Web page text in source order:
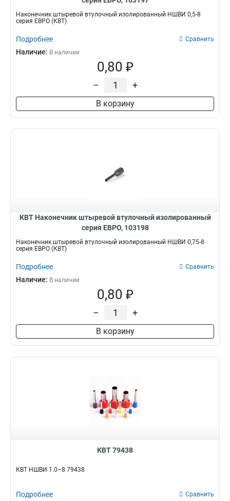
Наконечник штыревой втулочный изолированный НШВИ 0,5-8
серия ЕВРО (КВТ)
Подробнее Сравнить
Наличие: В наличии
0,80 ₽
– +
В корзину
КВТ Наконечник штыревой втулочный изолированный
серия ЕВРО, 103198
Наконечник штыревой втулочный изолированный НШВИ 0,75-8
серия ЕВРО (КВТ)
Подробнее Сравнить
Наличие: В наличии
0,80 ₽
– +
В корзину
КВТ 79438
КВТ НШВИ 1.0–8 79438
Подробнее Сравнить